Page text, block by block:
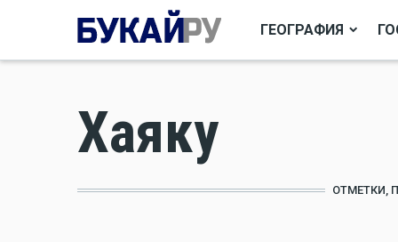
ГЕОГРАФИЯ
Хаяку
ОТМЕТКИ,